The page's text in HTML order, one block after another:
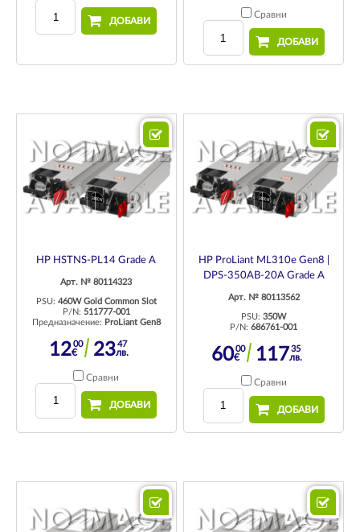
ДОБАВИ
Сравни
ДОБАВИ
HP HSTNS-PL14 Grade A
Арт. № 80114323
PSU: 460W Gold Common Slot
P/N: 511777-001
Предназначение: ProLiant Gen8
1200
€ 2347
лв.
Сравни
ДОБАВИ
HP ProLiant ML310e Gen8 |
DPS-350AB-20A Grade A
Арт. № 80113562
PSU:350W
P/N:686761-001
6000
€ 11735
лв.
Сравни
ДОБАВИ